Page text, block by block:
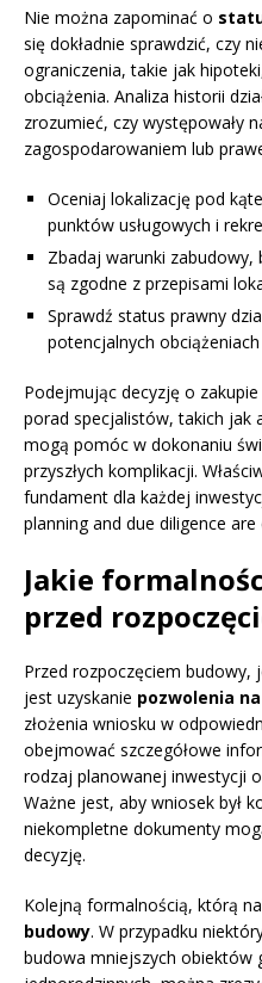
Nie można zapominać o
się dokładnie sprawdzić, czy
ograniczenia, takie jak
obciążenia. Analiza historii
zrozumieć, czy występowały
zagospodarowaniem lub
Oceniaj lokalizację pod
punktów usługowych i
Zbadaj warunki
są zgodne z przepisami
Sprawdź status prawny
potencjalnych
Podejmując decyzję o
porad specjalistów, takich jak
mogą pomóc w dokonaniu
przyszłych komplikacji.
fundament dla każdej
planning and due diligence are
Jakie
przed
Przed rozpoczęciem budowy,
jest uzyskanie pozwolenia
złożenia wniosku w
obejmować szczegółowe
rodzaj planowanej inwestycji
Ważne jest, aby wniosek był
niekompletne dokumenty
decyzję.
Kolejną formalnością, którą
budowy. W przypadku
budowa mniejszych obiektów